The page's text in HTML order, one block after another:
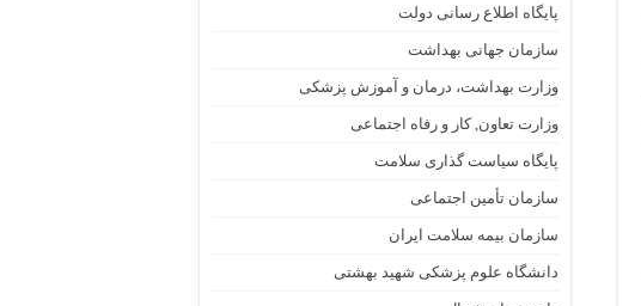
پایگاه اطلاع رسانی دولت
سازمان جهانی بهداشت
وزارت بهداشت، درمان و آموزش پزشکی
وزارت تعاون, کار و رفاه اجتماعی
پایگاه سیاست گذاری سلامت
سازمان تأمین اجتماعی
سازمان بیمه سلامت ایران
دانشگاه علوم پزشکی شهید بهشتی